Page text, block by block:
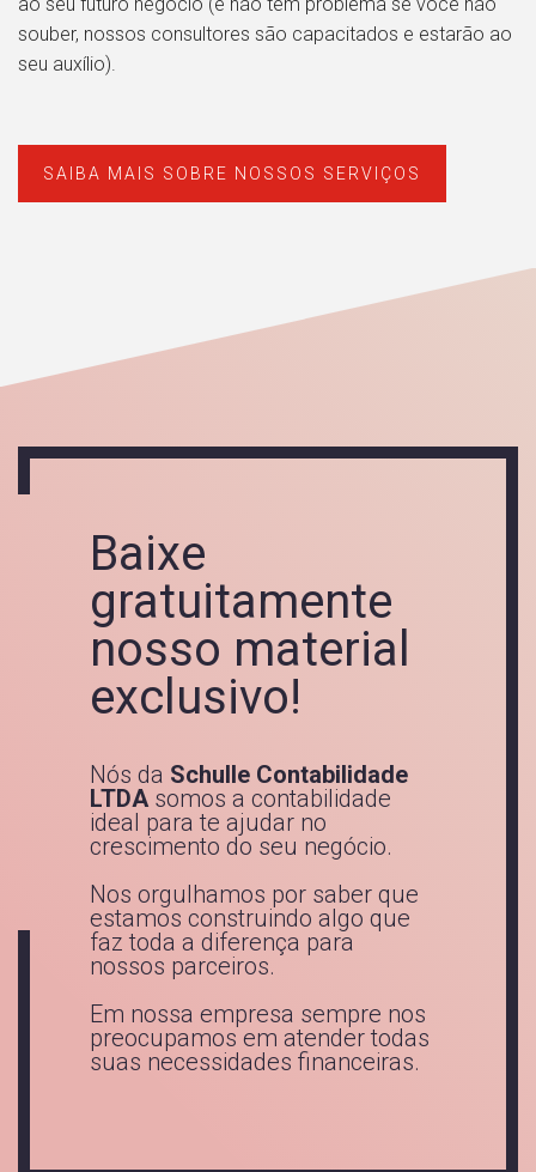
ao seu futuro negócio (e não tem problema se você não
souber, nossos consultores são capacitados e estarão ao
seu auxílio).
SAIBA MAIS SOBRE NOSSOS SERVIÇOS
Baixe
gratuitamente
nosso material
exclusivo!
Nós da Schulle Contabilidade
LTDA somos a contabilidade
ideal para te ajudar no
crescimento do seu negócio.
Nos orgulhamos por saber que
estamos construindo algo que
faz toda a diferença para
nossos parceiros.
Em nossa empresa sempre nos
preocupamos em atender todas
suas necessidades financeiras.